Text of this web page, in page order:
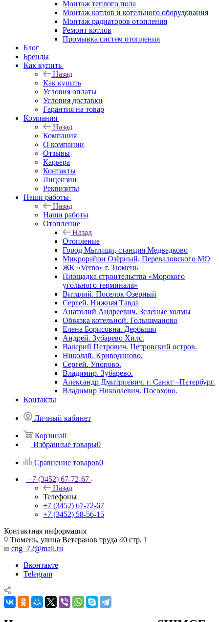
Монтаж теплого пола
Монтаж котлов и котельного оборудования
Монтаж радиаторов отопления
Ремонт котлов
Промывка систем отопления
Блог
Бренды
Как купить
Назад
Как купить
Условия оплаты
Условия доставки
Гарантия на товар
Компания
Назад
Компания
О компании
Отзывы
Карьера
Контакты
Лицензии
Реквизиты
Наши работы
Назад
Наши работы
Отопление
Назад
Отопление
Город Мытищи, станция Медведково
Микрорайон Озёрный, Переваловского МО
ЖК «Verno» г. Тюмень
Площадка строительства «Морского
угольного терминала»
Виталий. Поселок Озерный
Сергей. Нижняя Тавда
Анатолий Андреевич. Зеленые холмы
Обвязка котельной. Голышманово
Елена Борисовна. Дербыши
Андрей. Зубарево Хилс.
Валерий Петрович. Петровский остров.
Николай. Криводаново.
Сергей. Упорово.
Владимир. Зубарево.
Александр Дмитриевич. г. Санкт –Петербург.
Владимир Николаевич. Посохово.
Контакты
Личный кабинет
Корзина0
Избранные товары0
Сравнение товаров0
+7 (3452) 67-72-67
Назад
Телефоны
+7 (3452) 67-72-67
+7 (3452) 58-56-15
Контактная информация
Тюмень, улица Ветеранов труда 40 стр. 1
cng_72@mail.ru
Вконтакте
Telegram